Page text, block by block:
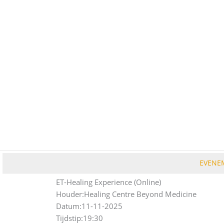
ET-Healing Experience (Online)
Houder:Healing Centre Beyond Medicine
Datum:11-11-2025
Tijdstip:19:30